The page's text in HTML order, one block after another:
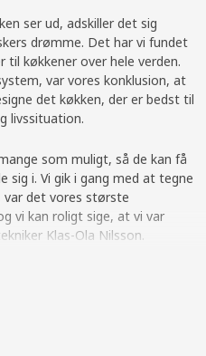
ser ud, adskiller det sig
drømme. Det har vi fundet
til køkkener over hele verden.
var vores konklusion, at
det køkken, der er bedst til
livssituation.
som muligt, så de kan få
sig i. Vi gik i gang med at tegne
var det vores største
vi kan roligt sige, at vi var
Klas-Ola Nilsson.